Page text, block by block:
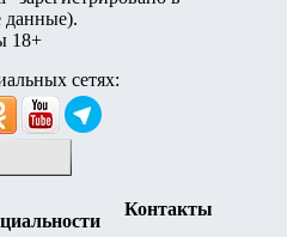
данные).
18+
сетях:
Контакты